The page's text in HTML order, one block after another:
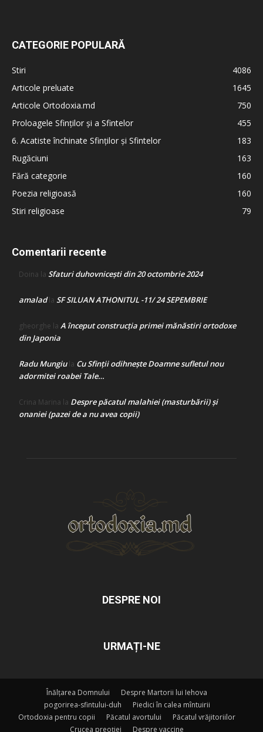
CATEGORIE POPULARĂ
Stiri
4086
Articole preluate
1645
Articole Ortodoxia.md
750
Proloagele Sfinților și a Sfintelor
455
6. Acatiste închinate Sfinților și Sfintelor
183
Rugăciuni
163
Fără categorie
160
Poezia religioasă
160
Stiri religioase
79
Comentarii recente
Doina la Sfaturi duhovnicești din 20 octombrie 2024
amaladla SF SILUAN ATHONITUL -11/ 24 SEPEMBRIE
gheorghe la A început construcţia primei mănăstiri ortodoxe
din Japonia
Radu Mungiula Cu Sfinții odihnește Doamne sufletul nou
adormitei roabei Tale…
Crina Marina la Despre păcatul malahiei (masturbării) şi
onaniei (pazei de a nu avea copii)
DESPRE NOI
URMAȚI-NE
Înălțarea Domnului
Despre Martorii lui Iehova
pogorirea-sfintului-duh
Piedici în calea mîntuirii
Ortodoxia pentru copii
Păcatul avortului
Păcatul vrăjitoriilor
Crucea preoției
Despre vaccine